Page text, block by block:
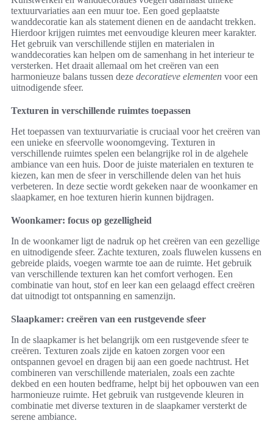
textuurvariaties aan een muur toe. Een goed geplaatste
wanddecoratie kan als statement dienen en de aandacht trekken.
Hierdoor krijgen ruimtes met eenvoudige kleuren meer karakter.
Het gebruik van verschillende stijlen en materialen in
wanddecoraties kan helpen om de samenhang in het interieur te
versterken. Het draait allemaal om het creëren van een
harmonieuze balans tussen deze decoratieve elementen voor een
uitnodigende sfeer.
Texturen in verschillende ruimtes toepassen
Het toepassen van textuurvariatie is cruciaal voor het creëren van
een unieke en sfeervolle woonomgeving. Texturen in
verschillende ruimtes spelen een belangrijke rol in de algehele
ambiance van een huis. Door de juiste materialen en texturen te
kiezen, kan men de sfeer in verschillende delen van het huis
verbeteren. In deze sectie wordt gekeken naar de woonkamer en
slaapkamer, en hoe texturen hierin kunnen bijdragen.
Woonkamer: focus op gezelligheid
In de woonkamer ligt de nadruk op het creëren van een gezellige
en uitnodigende sfeer. Zachte texturen, zoals fluwelen kussens en
gebreide plaids, voegen warmte toe aan de ruimte. Het gebruik
van verschillende texturen kan het comfort verhogen. Een
combinatie van hout, stof en leer kan een gelaagd effect creëren
dat uitnodigt tot ontspanning en samenzijn.
Slaapkamer: creëren van een rustgevende sfeer
In de slaapkamer is het belangrijk om een rustgevende sfeer te
creëren. Texturen zoals zijde en katoen zorgen voor een
ontspannen gevoel en dragen bij aan een goede nachtrust. Het
combineren van verschillende materialen, zoals een zachte
dekbed en een houten bedframe, helpt bij het opbouwen van een
harmonieuze ruimte. Het gebruik van rustgevende kleuren in
combinatie met diverse texturen in de slaapkamer versterkt de
serene ambiance.